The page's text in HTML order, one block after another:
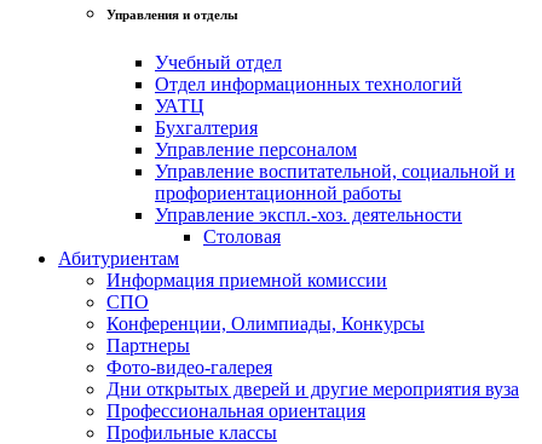
Управления и отделы
Учебный отдел
Отдел информационных технологий
УАТЦ
Бухгалтерия
Управление персоналом
Управление воспитательной, социальной и
профориентационной работы
Управление экспл.-хоз. деятельности
Столовая
Абитуриентам
Информация приемной комиссии
СПО
Конференции, Олимпиады, Конкурсы
Партнеры
Фото-видео-галерея
Дни открытых дверей и другие мероприятия вуза
Профессиональная ориентация
Профильные классы